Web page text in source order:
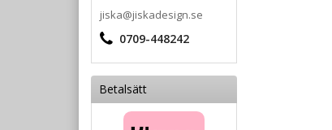
jiska@jiskadesign.se
0709-448242
Betalsätt